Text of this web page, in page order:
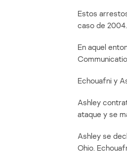
Estos
caso de 2004.
En aquel
Echouafni y
Ashley
ataque y se
Ashley se
Ohio.